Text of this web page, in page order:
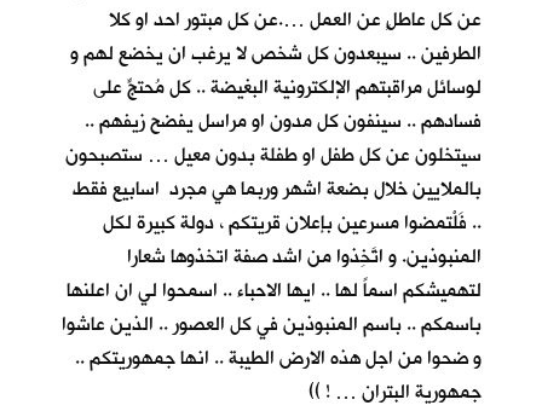
عن كل عاطلٍ عن العمل ….عن كل مبتور احد او كلا
الطرفين .. سيبعدون كل شخص لا يرغب ان يخضع لهم و
لوسائل مراقبتهم الإلكترونية البغيضة .. كل مُحتجٍّ على
فسادهم .. سينفون كل مدون او مراسل يفضح زيفهم ..
سيتخلون عن كل طفل او طفلة بدون معيل … ستصبحون
بالملايين خلال بضعة اشهر وربما هي مجرد اسابيع فقط
.. فَلْتمضوا مسرعين بإعلان قريتكم ، دولة كبيرة لكل
المنبوذين. و اتَّخِذوا من اشد صفة اتخذوها شعارا
لتهميشكم اسماً لها .. ايها الاحباء .. اسمحوا لي ان اعلنها
باسمكم .. باسم المنبوذين في كل العصور .. الذين عاشوا
و ضحوا من اجل هذه الارض الطيبة .. انها جمهوريتكم ..
جمهورية البتران … ! ))